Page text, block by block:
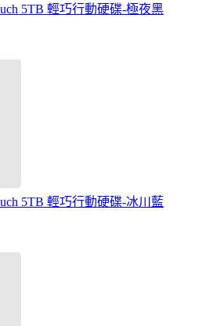
5TB 輕巧行動硬碟-極夜黑
5TB 輕巧行動硬碟-冰川藍